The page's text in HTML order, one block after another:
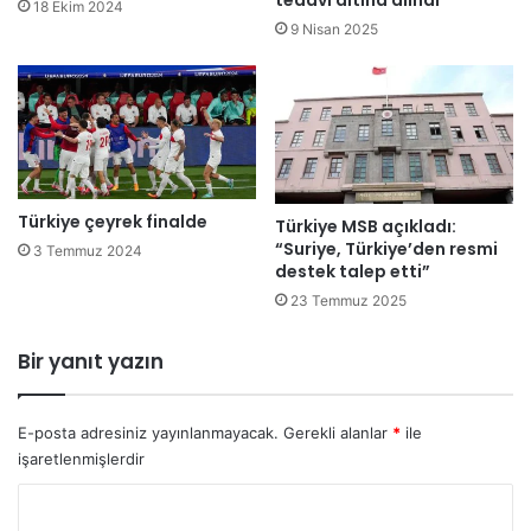
r
k
ı
n
d
a
y
ı
k
i
h
a
b
r
o
n
z
m
a
d
18 Ekim 2024
9 Nisan 2025
Türkiye çeyrek finalde
3 Temmuz 2024
Türkiye MSB açıkladı:
“Suriye, Türkiye’den resmi
destek talep etti”
23 Temmuz 2025
Bir yanıt yazın
E-posta adresiniz yayınlanmayacak. Gerekli alanlar * ile
işaretlenmişlerdir